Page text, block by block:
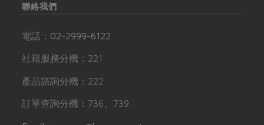
聯絡我們
電話： 02-2999-6122
社籍服務分機：221
產品諮詢分機：222
訂單查詢分機：736、739